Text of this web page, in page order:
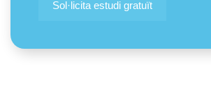
Sol·licita estudi gratuït